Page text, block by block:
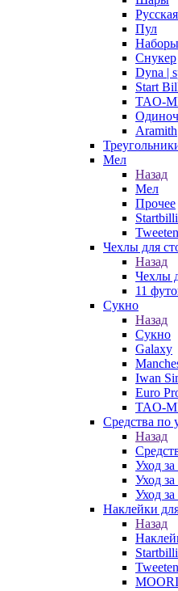
Пул
Наборы
Снукер
Dyna |
Start
TAO-
Aramith
Мел
Назад
Мел
Прочее
Tweeten
Чехлы для
Назад
Чехлы
11
Сукно
Назад
Сукно
Galaxy
Iwan
Euro
TAO-
Средства по
Назад
Уход
Уход
Уход
Наклейки
Назад
Tweeten
MOORI